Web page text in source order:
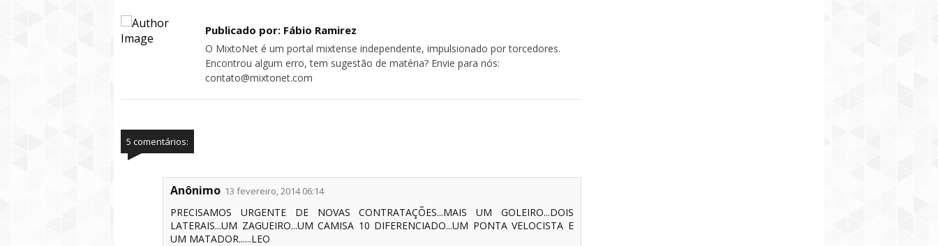
Publicado por: Fábio Ramirez
O MixtoNet é um portal mixtense independente, impulsionado por torcedores.
Encontrou algum erro, tem sugestão de matéria? Envie para nós:
contato@mixtonet.com
5 comentários:
Anônimo 13 fevereiro, 2014 06:14
PRECISAMOS URGENTE DE NOVAS CONTRATAÇÕES...MAIS UM GOLEIRO...DOIS
LATERAIS...UM ZAGUEIRO...UM CAMISA 10 DIFERENCIADO...UM PONTA VELOCISTA E
UM MATADOR......LEO